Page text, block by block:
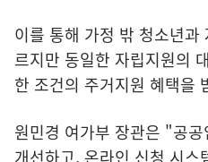
이를 통해 가정 밖 청소년
르지만 동일한 자립지원의
한 조건의 주거지원 혜택을
원민경 여가부 장관은 "공
개선하고, 온라인 신청 시